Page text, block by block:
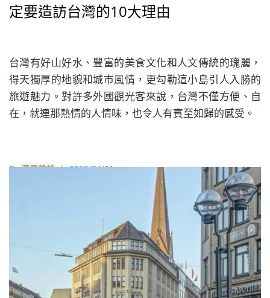
定要造訪台灣的10大理由
台灣有好山好水、豐富的美食文化和人文傳統的瑰麗，
得天獨厚的地貌和城市風情，更勾勒這小島引人入勝的
旅遊魅力。對許多外國觀光客來說，台灣不僅方便、自
在，就連那熱情的人情味，也令人有賓至如歸的感受。
By遠見雜誌| 2019/04/21